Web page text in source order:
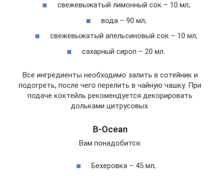
свежевыжатый лимонный сок – 10 мл;
вода – 90 мл;
свежевыжатый апельсиновый сок – 10 мл;
сахарный сироп – 20 мл.
Все ингредиенты необходимо залить в сотейник и
подогреть, после чего перелить в чайную чашку. При
подаче коктейль рекомендуется декорировать
дольками цитрусовых.
B-Ocean
Вам понадобится:
Бехеровка – 45 мл;